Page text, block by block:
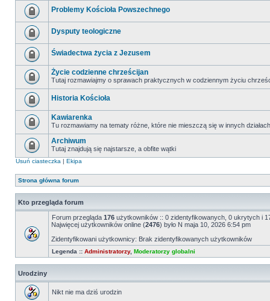
Problemy Kościoła Powszechnego
Dysputy teologiczne
Świadectwa życia z Jezusem
Życie codzienne chrześcijan
Tutaj rozmawiajmy o sprawach praktycznych w codziennym życiu
Historia Kościoła
Kawiarenka
Tu rozmawiamy na tematy różne, które nie mieszczą się w innych działach
Archiwum
Tutaj znajdują się najstarsze, a obfite wątki
Usuń ciasteczka | Ekipa
Strona główna forum
Kto przegląda forum
Forum przegląda 176 użytkowników :: 0 zidentyfikowanych, 0 ukrytych i
Najwięcej użytkowników online (2476) było N maja 10, 2026 6:54 pm
Zidentyfikowani użytkownicy: Brak zidentyfikowanych użytkowników
Legenda :: Administratorzy, Moderatorzy globalni
Urodziny
Nikt nie ma dziś urodzin